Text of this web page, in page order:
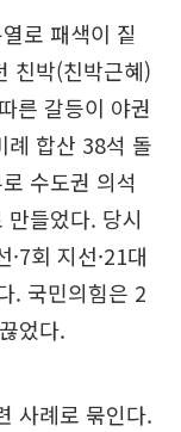
로 패색이 짙
친박(친박근혜)
른 갈등이 야권
례 합산 38석 돌
수도권 의석
들었다. 당시
회 지선·21대
. 국민의힘은 2
었다.
사례로 묶인다.